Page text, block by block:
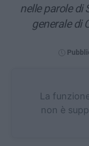
nelle parole di
generale di
La
non è